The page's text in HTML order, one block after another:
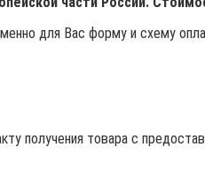
для Вас форму и схему
получения товара с